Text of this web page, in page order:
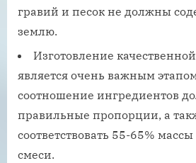
гравий и песок не должны
землю.
Изготовление
является очень важным
соотношение ингредиентов
правильные пропорции, а
соответствовать 55-65%
смеси.